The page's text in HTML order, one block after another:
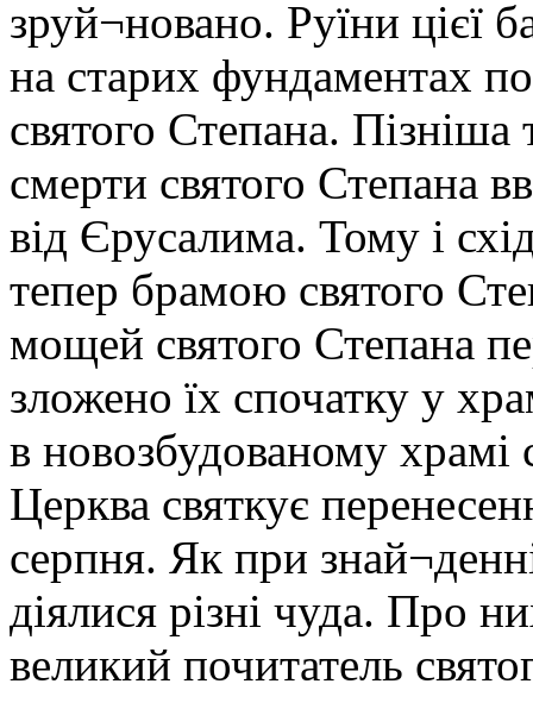
зруй¬новано. Руїни цієї
на старих фундаментах
святого Степана.
смерти святого Степана
від Єрусалима. Тому і
тепер брамою святого
мощей святого Степана
зложено їх спочатку у
в новозбудованому храмі
Церква святкує
серпня. Як при
діялися різні чуда. Про
великий почитатель